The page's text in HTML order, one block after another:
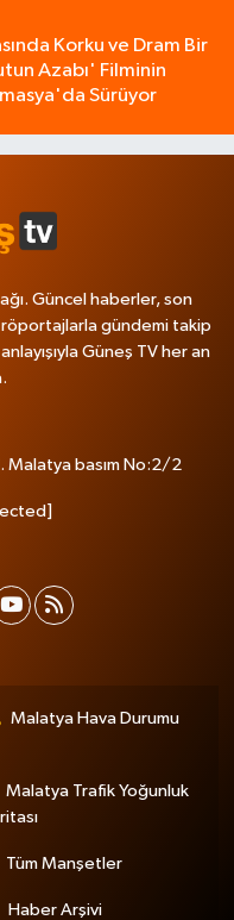
Korku ve Dram Bir
Azabı' Filminin
Sürüyor
Güncel haberler, son
gündemi takip
Güneş TV her an
Malatya basım No:2/2
Malatya Hava Durumu
Malatya Trafik Yoğunluk
Tüm Manşetler
Haber Arşivi